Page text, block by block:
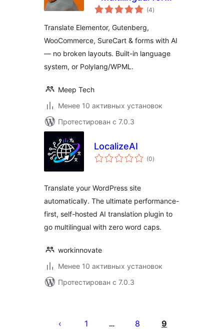
Elementor,
Forms
(4общий
рейтинг
)
Translate Elementor, Gutenberg,
WooCommerce, SureCart & forms with AI
— no broken layouts. Built-in language
system, or Polylang/WPML.
Meep Tech
Менее 10 активных установок
Протестирован с 7.0.3
LocalizeAI
(0общий
рейтинг
)
Translate your WordPress site
automatically. The ultimate performance-
first, self-hosted AI translation plugin to
go multilingual with zero word caps.
workinnovate
Менее 10 активных установок
Протестирован с 7.0.3
записей
1 … 8 9